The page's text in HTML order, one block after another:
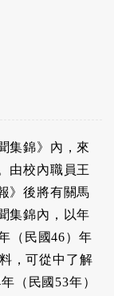
集錦》內，來
由校內職員王
》後將有關馬
集錦內，以年
（民國46）年
，可從中了解
（民國53年）